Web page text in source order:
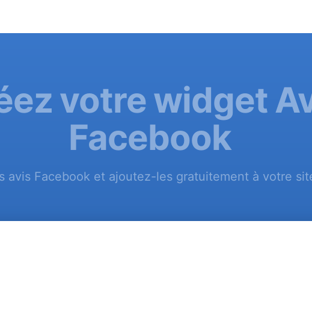
votre widget
Facebook
avis Facebook et ajoutez-les gratuitement à votre